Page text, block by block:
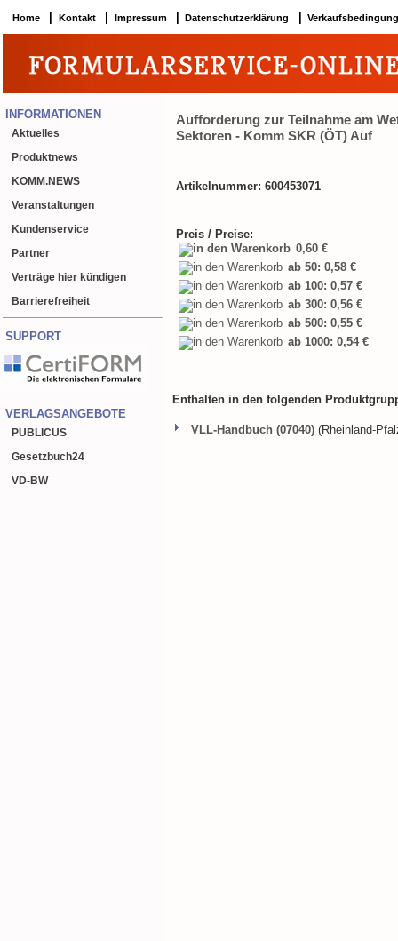
Home Kontakt Impressum Datenschutzerklärung
INFORMATIONEN
Aktuelles
Produktnews
KOMM.NEWS
Veranstaltungen
Kundenservice
Partner
Verträge hier kündigen
Barrierefreiheit
SUPPORT
VERLAGSANGEBOTE
PUBLICUS
Gesetzbuch24
VD-BW
Aufforderung zur Teilnahme am
Sektoren - Komm SKR (ÖT) Auf
Artikelnummer: 600453071
Preis / Preise:
0,60 €
ab 50: 0,58 €
ab 100: 0,57 €
ab 300: 0,56 €
ab 500: 0,55 €
ab 1000: 0,54 €
Enthalten in den folgenden
VLL-Handbuch (07040) (Rheinland-